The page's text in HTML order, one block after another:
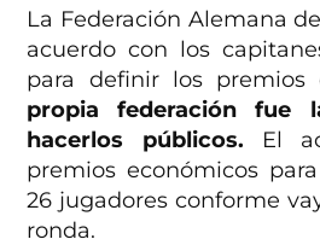
La Federación Alemana
acuerdo con los
para definir los premios
propia federación fue
hacerlos públicos. El
premios económicos
26 jugadores conforme
ronda.